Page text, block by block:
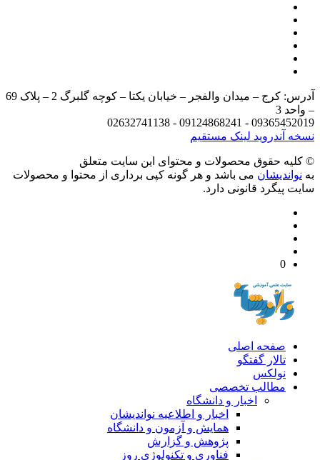
آدرس: کرج – میدان والفجر – خیابان یکتا – کوچه گلبرگ 2 – پلاک 69
3
09365452019 - 09124868241 -
آندرویدلینک مستقیم
حقوق محصولات و محتوای اين سایت متعلق
می باشد و هر گونه کپی برداری از محتوا و محصولات
پیگرد قانونی دارد.
صفحه اصلی
تالار گفتگو
نولکس
مطالب تخصصی
اخبار و دانشگاه
اخبار و اطلاعیه نواندیشان
همایش و آزمون و دانشگاه
پژوهش و گزارش
فناوری و تکنولوژی روز